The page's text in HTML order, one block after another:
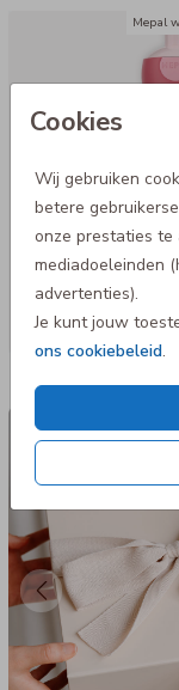
Cookies
Wij gebruiken
betere
onze prestaties te
mediadoeleinden
advertenties).
Je kunt jouw
ons cookiebeleid.
- Kan in de
- Ook geschikt
Mepal
Nog meer in